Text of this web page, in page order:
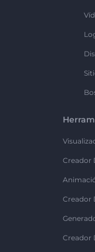
Creador
Creador
Creador